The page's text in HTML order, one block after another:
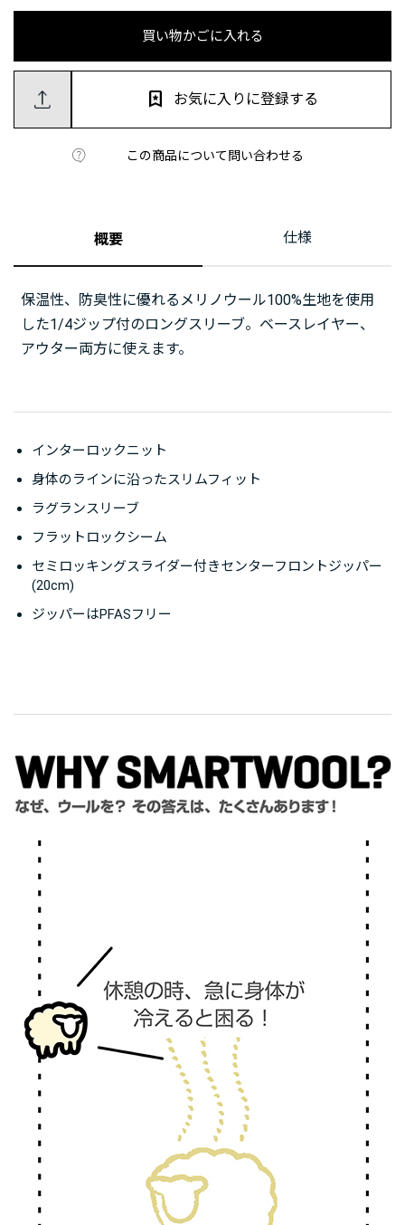
買い物かごに入れる
この商品について問い合わせる
お気に入りに登録する
概要 仕様
保温性、防臭性に優れるメリノウール100%生地を使用
した1/4ジップ付のロングスリーブ。ベースレイヤー、
アウター両方に使えます。
インターロックニット
身体のラインに沿ったスリムフィット
ラグランスリーブ
フラットロックシーム
セミロッキングスライダー付きセンターフロントジッパー
(20cm)
ジッパーはPFASフリー